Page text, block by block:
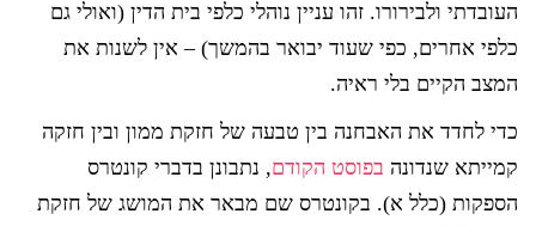
העובדתי ולבירורו. זהו עניין נוהלי כלפי בית הדין (ואולי גם
כלפי אחרים, כפי שעוד יבואר בהמשך) – אין לשנות את
המצב הקיים בלי ראיה.
כדי לחדד את האבחנה בין טבעה של חזקת ממון ובין חזקה
קמייתא שנדונה בפוסט הקודם, נתבונן בדברי קונטרס
הספקות (כלל א). בקונטרס שם מבאר את המושג של חזקת